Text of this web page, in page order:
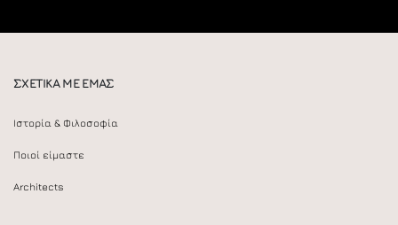
ΣΧΕΤΙΚΑ ΜΕ ΕΜΑΣ
Ιστορία & Φιλοσοφία
Ποιοί είμαστε
Architects